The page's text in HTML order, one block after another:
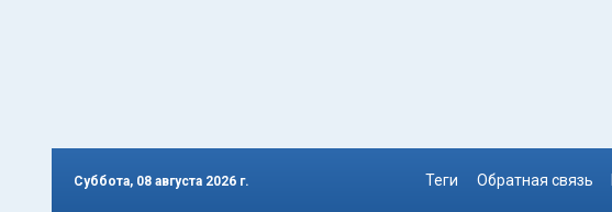
Суббота, 08 августа 2026 г. Теги Обратная связь